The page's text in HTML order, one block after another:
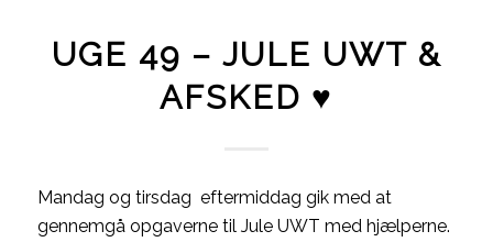
UGE 49 – JULE UWT &
AFSKED ♥
Mandag og tirsdag eftermiddag gik med at
gennemgå opgaverne til Jule UWT med hjælperne.